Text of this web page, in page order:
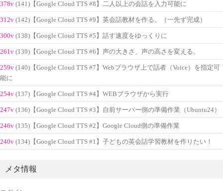
378v (141)【Google Cloud TTS #8】二人以上の会話を入力可能に
312v (142)【Google Cloud TTS #9】英会話教材を作る。（一先ず完成）
300v (138)【Google Cloud TTS #5】話す速度をゆっくりに
261v (139)【Google Cloud TTS #6】声の大きさ、声の高さを変える。
259v (140)【Google Cloud TTS #7】Webブラウザ上で話者（Voice）を指定可
能に
254v (137)【Google Cloud TTS #4】WEBブラウザから実行
247v (136)【Google Cloud TTS #3】自前サーバー側の準備作業（Ubuntu24）
246v (135)【Google Cloud TTS #2】Google Cloud側の準備作業
240v (134)【Google Cloud TTS #1】子どもの英会話学習教材を作りたい！
メタ情報